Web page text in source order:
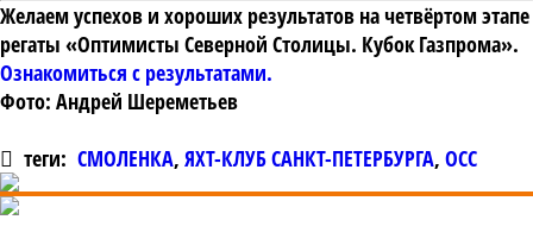
Желаем успехов и хороших результатов на четвёртом этапе
регаты «Оптимисты Северной Столицы. Кубок Газпрома».
Ознакомиться с результатами.
Фото: Андрей Шереметьев
теги: СМОЛЕНКА, ЯХТ-КЛУБ САНКТ-ПЕТЕРБУРГА, ОСС